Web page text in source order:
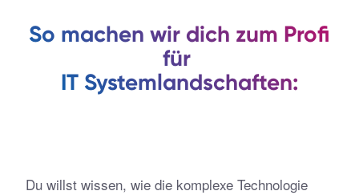
So machen wir dich zum Profi
für
IT Systemlandschaften:
Du willst wissen, wie die komplexe Technologie